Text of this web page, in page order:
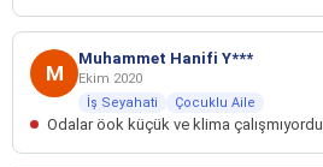
M
Muhammet Hanifi Y***
Ekim 2020
İş Seyahati
Çocuklu Aile
Odalar öok küçük ve klima çalışmıyordu